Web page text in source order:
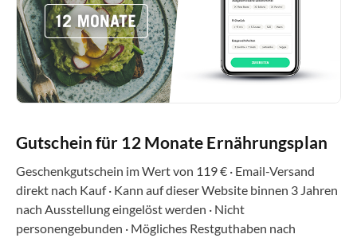
Gutschein für 12 Monate Ernährungsplan
Geschenkgutschein im Wert von 119 € · Email-Versand
direkt nach Kauf · Kann auf dieser Website binnen 3 Jahren
nach Ausstellung eingelöst werden · Nicht
personengebunden · Mögliches Restguthaben nach